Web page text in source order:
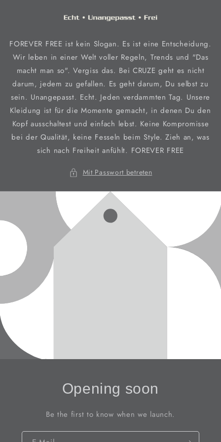
FOREVER FREE ist kein Slogan. Es ist eine Entscheidung.
Wir leben in einer Welt voller Regeln, Trends und "Das
macht man so". Vergiss das. Bei CRUZE geht es nicht
darum, jedem zu gefallen. Es geht darum, Du selbst zu
sein. Unangepasst. Echt. Jeden verdammten Tag. Unsere
Kleidung ist für die Momente gemacht, in denen Du den
Kopf ausschaltest und einfach lebst. Keine Kompromisse
bei der Qualität, keine Fesseln beim Style. Zieh an, was
sich nach Freiheit anfühlt. FOREVER FREE
Mit Passwort betreten
Opening soon
Be the first to know when we launch.